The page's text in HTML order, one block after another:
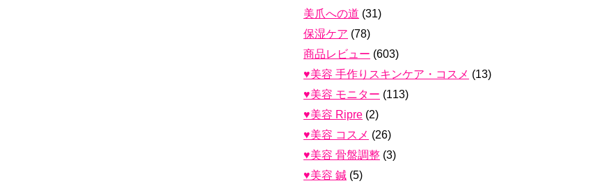
美爪への道 (31)
保湿ケア (78)
商品レビュー (603)
♥美容 手作りスキンケア・コスメ (13)
♥美容 モニター (113)
♥美容 Ripre (2)
♥美容 コスメ (26)
♥美容 骨盤調整 (3)
♥美容 鍼 (5)